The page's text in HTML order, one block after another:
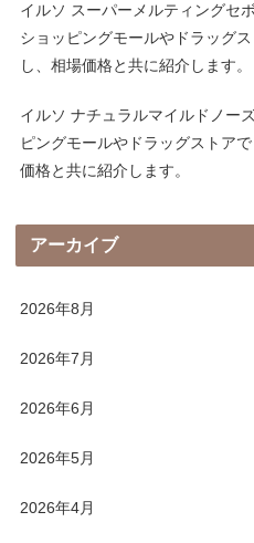
イルソ スーパーメルティングセ
ショッピングモールやドラッグ
し、相場価格と共に紹介します。
イルソ ナチュラルマイルドノー
ピングモールやドラッグストア
価格と共に紹介します。
アーカイブ
2026年8月
2026年7月
2026年6月
2026年5月
2026年4月